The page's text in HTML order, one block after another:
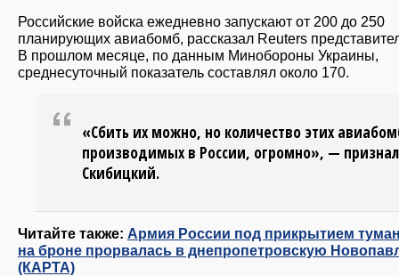
Российские войска ежедневно запускают от 200 до 250
планирующих авиабомб, рассказал Reuters
В прошлом месяце, по данным Минобороны Украины,
среднесуточный показатель составлял около 170.
«Сбить их можно, но количество этих
производимых в России, огромно», — признал
Скибицкий.
Читайте также: Армия России под прикрытием
на броне прорвалась в днепропетровскую
(КАРТА)